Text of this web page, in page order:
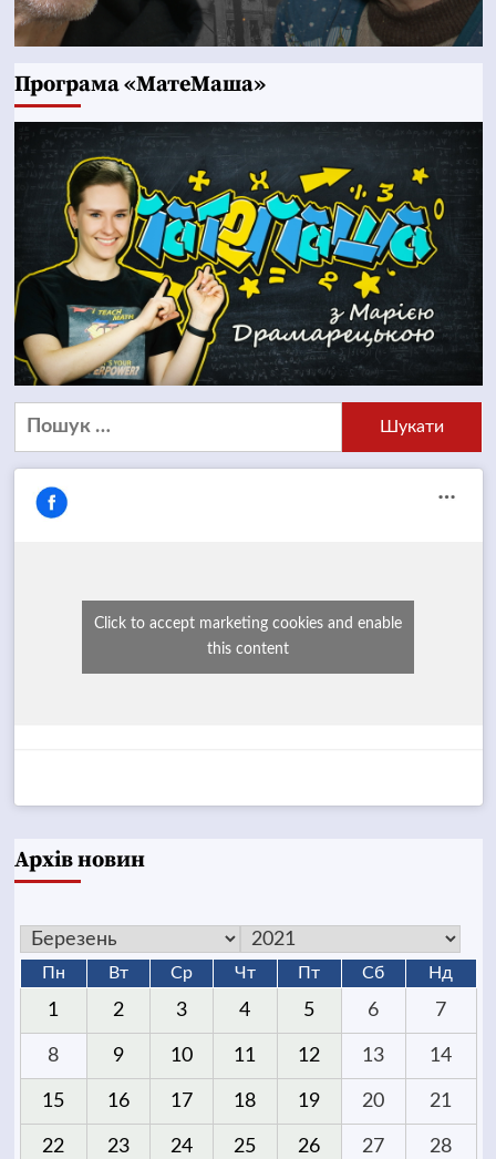
Програма «МатеМаша»
Пошук:
Click to accept marketing cookies and enable
this content
Архів новин
Пн Вт Ср Чт Пт Сб Нд
1 2 3 4 5 6 7
8 9 10 11 12 13 14
15 16 17 18 19 20 21
22 23 24 25 26 27 28